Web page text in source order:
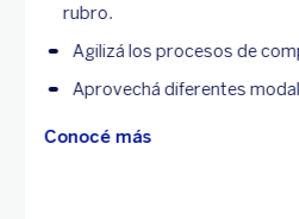
rubro.
Agilizá los procesos de
Aprovechá diferentes
Conocé más